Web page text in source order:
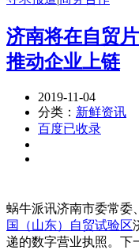
济南将在自贸
推动企业上链
2019-11-04
分类： 新鲜资讯
百度已收录
蜗牛派讯济南市委常委
国（山东）自贸试验区
递的数字营业执照。下